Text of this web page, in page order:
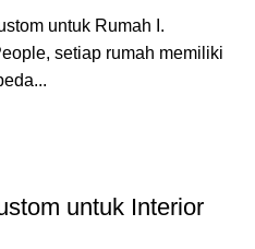
untuk Rumah I.
setiap rumah memiliki
untuk Interior